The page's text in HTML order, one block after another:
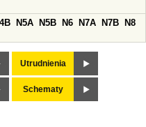
N5A N5B N6 N7A N7B
N8
Utrudnienia
Schematy